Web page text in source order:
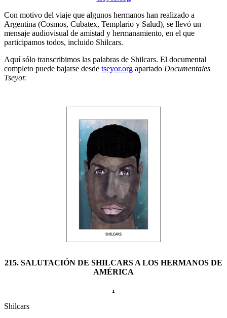
Con motivo del viaje que algunos hermanos han realizado a
Argentina (Cosmos, Cubatex, Templario y Salud), se llevó un
mensaje audiovisual de amistad y hermanamiento, en el que
participamos todos, incluido Shilcars.
Aquí sólo transcribimos las palabras de Shilcars. El documental
completo puede bajarse desde tseyor.org apartado Documentales
Tseyor.
215. SALUTACIÓN DE SHILCARS A LOS HERMANOS DE
AMÉRICA
.
Shilcars